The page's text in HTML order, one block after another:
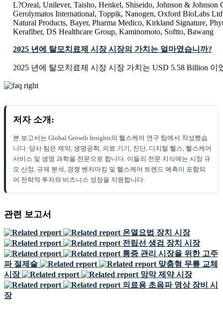
L?Oreal, Unilever, Taisho, Henkel, Shiseido, Johnson & Johnson
Gerolymatos International, Toppik, Nanogen, Oxford BioLabs
Natural Products, Bayer, Pharma Medico, Kirkland Signature,
Kerafiber, DS Healthcare Group, Kaminomoto, Softto, Bawang
2025 년에 탈모치료제 시장 시장의 가치는 얼마였습니까?
2025 년에 탈모치료제 시장 시장 가치는 USD 5.58 Billion 이
저자 소개:
본 보고서는 Global Growth Insights의 헬스케어 연구 팀에서 작성했습
니다. 당사 팀은 제약, 생명공학, 의료 기기, 진단, 디지털 헬스, 헬스케어
서비스 및 생명 과학을 전문으로 합니다. 이들의 전문 지식에는 시장 규
모 산정, 규제 분석, 경쟁 벤치마킹 및 헬스케어 트렌드 예측이 포함되
어 전략적 투자와 비즈니스 성장을 지원합니다.
관련 보고서
온열요법 장치 시장
전립선 생검 장치 시장
통증 관리 시장을 위한 고주
파 절제술
맞춤형 무릎 교체
시장
망막 제약 시장
의료용 초음파 영상 장비 시
장